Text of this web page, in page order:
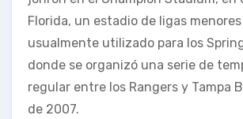
Florida, un estadio de ligas
usualmente utilizado para los
donde se organizó una serie de
regular entre los Rangers y Tampa
de 2007.